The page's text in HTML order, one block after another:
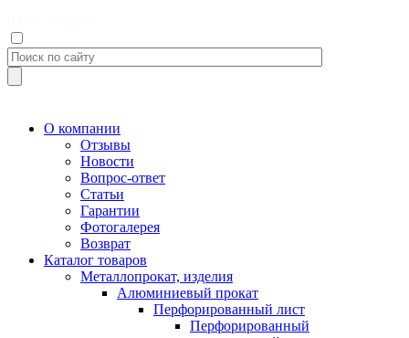
О компании
Отзывы
Новости
Вопрос-ответ
Статьи
Гарантии
Фотогалерея
Возврат
Каталог товаров
Металлопрокат, изделия
Алюминиевый прокат
Перфорированный лист
Перфорированный